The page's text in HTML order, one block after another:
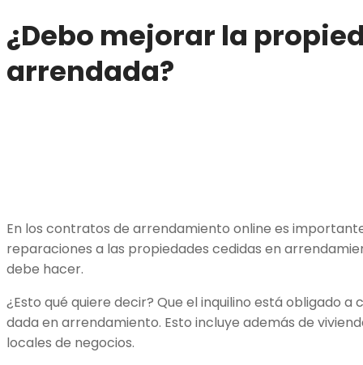
¿Debo mejorar la
arrendada?
En los contratos de arrendamiento online es
reparaciones a las propiedades cedidas en
debe hacer.
¿Esto qué quiere decir? Que el inquilino está obligado
dada en arrendamiento. Esto incluye además de
locales de negocios.